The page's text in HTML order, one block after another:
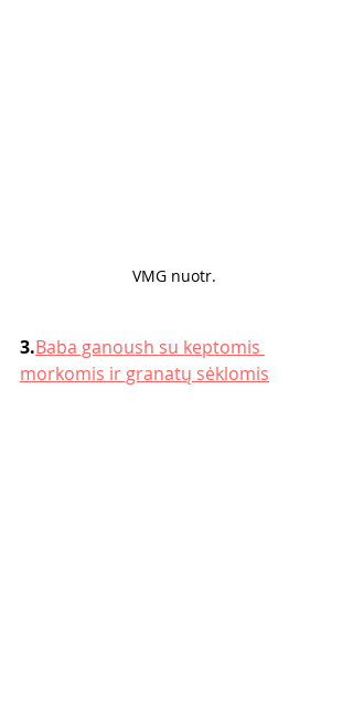
VMG nuotr.
3.Baba ganoush su keptomis
morkomis ir granatų sėklomis